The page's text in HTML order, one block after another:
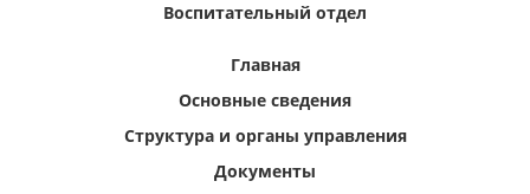
Воспитательный отдел
Главная
Основные сведения
Структура и органы управления
Документы